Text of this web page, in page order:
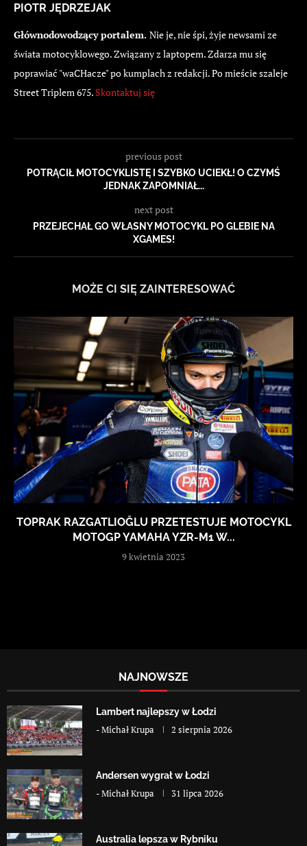
PIOTR JĘDRZEJAK
Głównodowodzący portalem. Nie je, nie śpi, żyje newsami ze
świata motocyklowego. Związany z laptopem. Zdarza mu się
poprawiać "waCHacze" po kumplach z redakcji. Po mieście szaleje
Street Triplem 675. Skontaktuj się
previous post
POTRĄCIŁ MOTOCYKLISTĘ I SZYBKO UCIEKŁ! O CZYMŚ
JEDNAK ZAPOMNIAŁ…
next post
PRZEJECHAŁ GO WŁASNY MOTOCYKL PO GLEBIE NA
XGAMES!
MOŻE CI SIĘ ZAINTERESOWAĆ
TOPRAK RAZGATLIOĞLU PRZETESTUJE MOTOCYKL
MOTOGP YAMAHA YZR-M1 W...
9 kwietnia 2023
NAJNOWSZE
Lambert najlepszy w Łodzi
-Michał Krupa 2 sierpnia 2026
Andersen wygrał w Łodzi
-Michał Krupa 31 lipca 2026
Australia lepsza w Rybniku